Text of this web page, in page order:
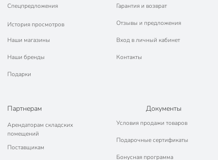
Спецпредложения
История просмотров
Наши магазины
Наши бренды
Подарки
Гарантия и возврат
Отзывы и предложения
Вход в личный кабинет
Контакты
Партнерам
Арендаторам складских
помещений
Поставщикам
Документы
Условия продажи товаров
Подарочные сертификаты
Бонусная программа